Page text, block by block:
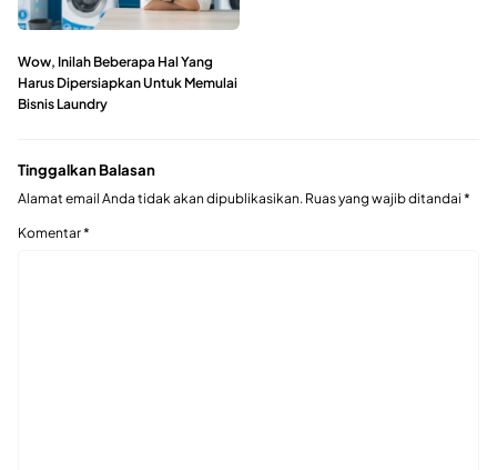
Wow, Inilah Beberapa Hal Yang
Harus Dipersiapkan Untuk Memulai
Bisnis Laundry
Tinggalkan Balasan
Alamat email Anda tidak akan dipublikasikan. Ruas yang wajib ditandai *
Komentar*